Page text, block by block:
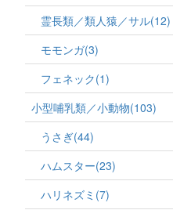
霊長類／類人猿／サル(12)
モモンガ(3)
フェネック(1)
小型哺乳類／小動物(103)
うさぎ(44)
ハムスター(23)
ハリネズミ(7)